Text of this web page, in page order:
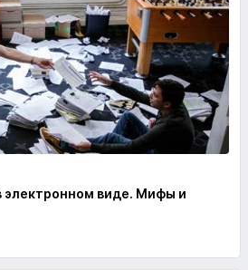
электронном виде. Мифы и